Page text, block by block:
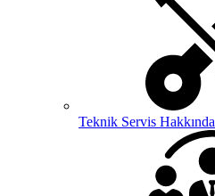
Teknik Servis Hakkında